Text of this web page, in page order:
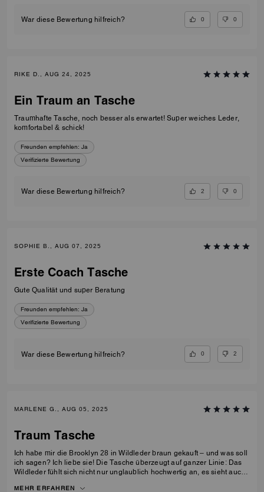
War diese Bewertung hilfreich? 0 0
RIKE D., AUG 24, 2025
Ein Traum an Tasche
Traumhafte Tasche, noch besser als erwartet! Super weiches Leder,
komfortabel & schick!
Freunden empfehlen: Ja
Verifizierte Bewertung
War diese Bewertung hilfreich? 2 0
SOPHIE B., AUG 07, 2025
Erste Coach Tasche
Gute Qualität und super Beratung
Freunden empfehlen: Ja
Verifizierte Bewertung
War diese Bewertung hilfreich? 0 2
MARLENE G., AUG 05, 2025
Traum Tasche
Ich habe mir die Brooklyn 28 in Wildleder braun gekauft – und was soll
ich sagen? Ich liebe sie! Die Tasche überzeugt auf ganzer Linie: Das
Wildleder fühlt sich nicht nur unglaublich hochwertig an, es sieht auch
MEHR ERFAHREN